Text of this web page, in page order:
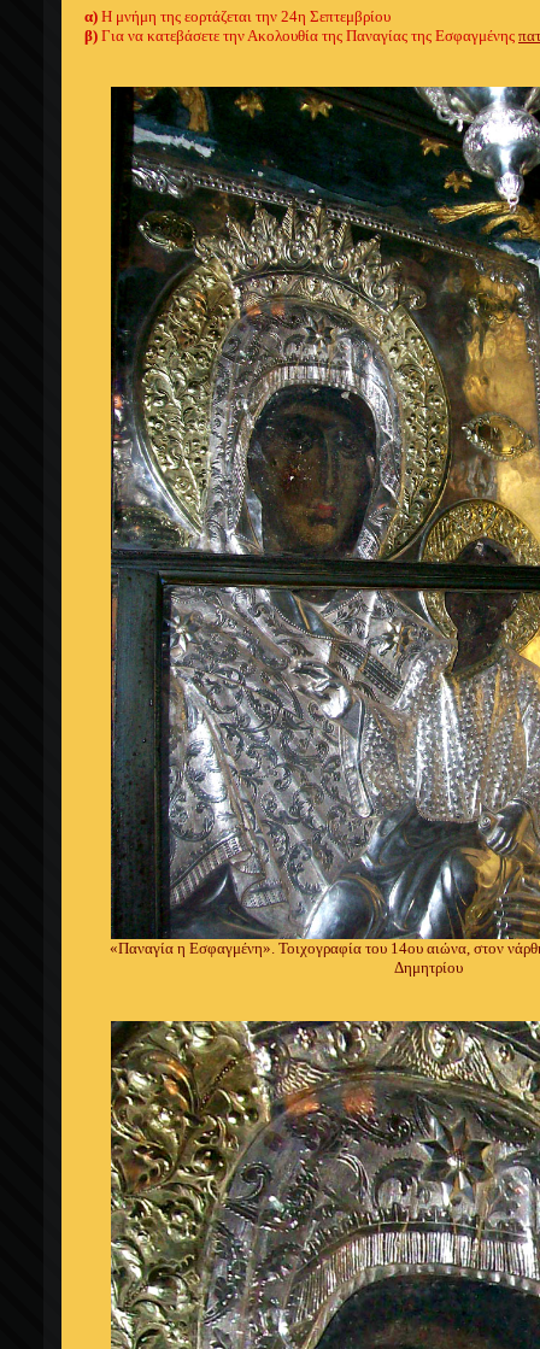
α) Η μνήμη της εορτάζεται την 24η Σεπτεμβρίου
β) Για να κατεβάσετε την Ακολουθία της Παναγίας της Εσφαγμένης
«Παναγία η Εσφαγμένη». Τοιχογραφία του 14ου αιώνα, στον
Δημητρίου